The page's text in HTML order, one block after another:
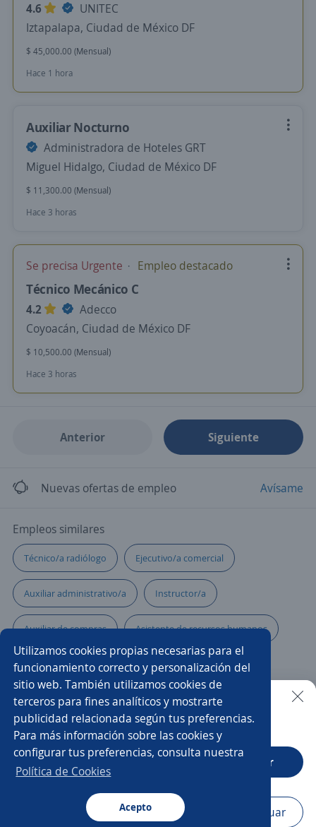
Utilizamos cookies propias necesarias para el
funcionamiento correcto y personalización del
sitio web. También utilizamos cookies de
terceros para fines analíticos y mostrarte
publicidad relacionada según tus preferencias.
Para más información sobre las cookies y
configurar tus preferencias, consulta nuestra
Política de Cookies
Acepto
4.6
UNITEC
Iztapalapa, Ciudad de México DF
$ 45,000.00 (Mensual)
Hace 1 hora
Auxiliar Nocturno
Administradora de Hoteles GRT
Miguel Hidalgo, Ciudad de México DF
$ 11,300.00 (Mensual)
Hace 3 horas
Se precisa Urgente Empleo destacado
Técnico Mecánico C
4.2
Adecco
Coyoacán, Ciudad de México DF
$ 10,500.00 (Mensual)
Hace 3 horas
Anterior Siguiente
Nuevas ofertas de empleo Avísame
Empleos similares
Técnico/a radiólogo Ejecutivo/a comercial
Auxiliar administrativo/a Instructor/a
Auxiliar de compras Asistente de recursos humanos
Automotriz Asistente/a contable Teacher
Pasante administrativo Cocinero/a
Gerente de sucursal Promotor/a de crédito
Practicante ingenierías industrial
Docente de diseño gráfico
Buscar es más fácil en la app
CT App Abrir
Navegador Continuar